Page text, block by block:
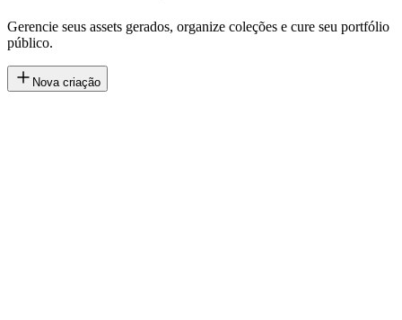
Gerencie seus assets gerados, organize coleções e cure seu portfólio
público.
Nova criação